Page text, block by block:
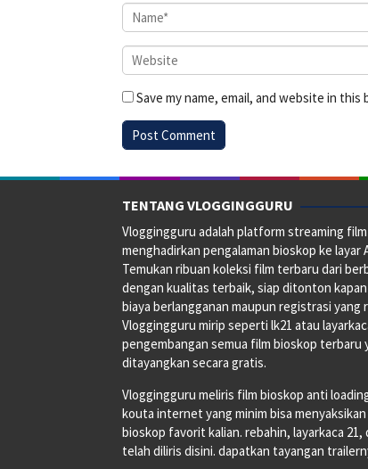
Save my name, email, and website in
TENTANG VLOGGINGGURU
Vloggingguru adalah platform streaming
menghadirkan pengalaman bioskop ke layar
Temukan ribuan koleksi film terbaru dari
dengan kualitas terbaik, siap ditonton
biaya berlangganan maupun registrasi yang
Vloggingguru mirip seperti lk21 atau
pengembangan semua film bioskop terbaru
ditayangkan secara gratis.
Vloggingguru meliris film bioskop anti
kouta internet yang minim bisa
bioskop favorit kalian. rebahin, layarkaca 21,
telah diliris disini. dapatkan tayangan